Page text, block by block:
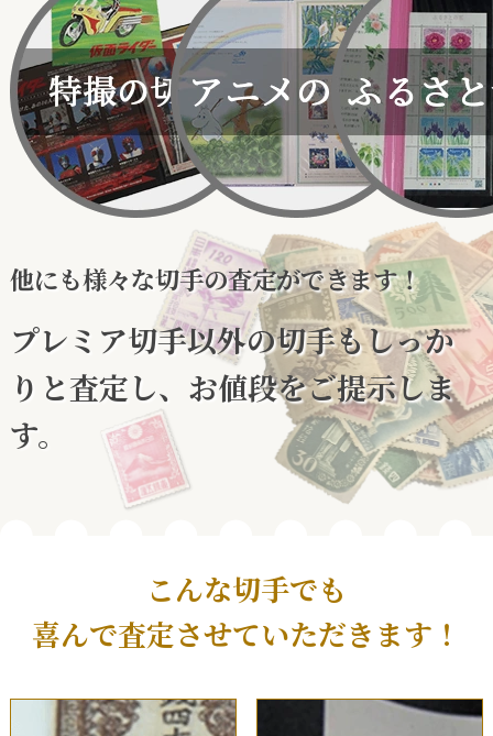
他にも様々な切手の査定ができます！
プレミア切手以外の切手もしっか
りと査定し、お値段をご提示しま
す。
こんな切手でも
喜んで査定させていただきます！